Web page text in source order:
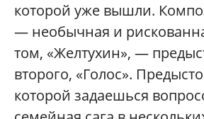
которой уже вышли.
— необычная и
том, «Желтухин», —
второго, «Голос».
которой задаешься